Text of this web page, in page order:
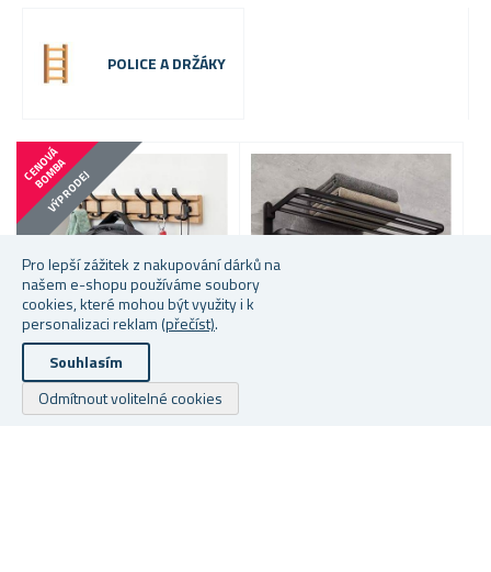
Pro lepší zážitek z nakupování dárků na
našem e-shopu používáme soubory
cookies, které mohou být využity i k
personalizaci reklam (přečíst).
Souhlasím
Odmítnout volitelné cookies
POLICE A DRŽÁKY
C
E
N
O
V
Á
B
O
M
B
A
VÝPRODEJ
DŘEVĚNÝ VĚŠÁK S 5
KOVOVÝMI HÁČKY 50 CM